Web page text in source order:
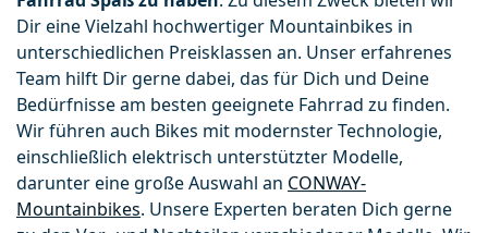
Dir eine Vielzahl hochwertiger Mountainbikes in
unterschiedlichen Preisklassen an. Unser erfahrenes
Team hilft Dir gerne dabei, das für Dich und Deine
Bedürfnisse am besten geeignete Fahrrad zu finden.
Wir führen auch Bikes mit modernster Technologie,
einschließlich elektrisch unterstützter Modelle,
darunter eine große Auswahl an CONWAY-
Mountainbikes. Unsere Experten beraten Dich gerne